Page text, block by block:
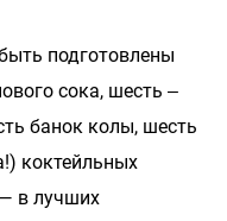
подготовлены
сока, шесть ‒
банок колы, шесть
коктейльных
в лучших